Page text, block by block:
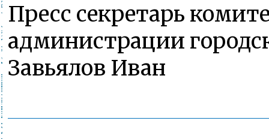
Пресс секретарь
администрации
Завьялов Иван